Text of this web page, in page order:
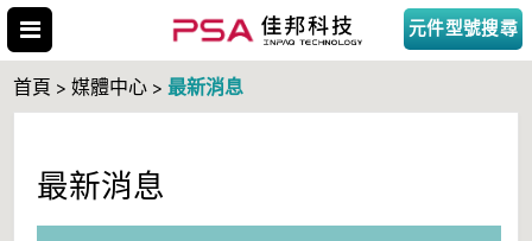
元件型號搜尋
首頁 > 媒體中心 > 最新消息
最新消息